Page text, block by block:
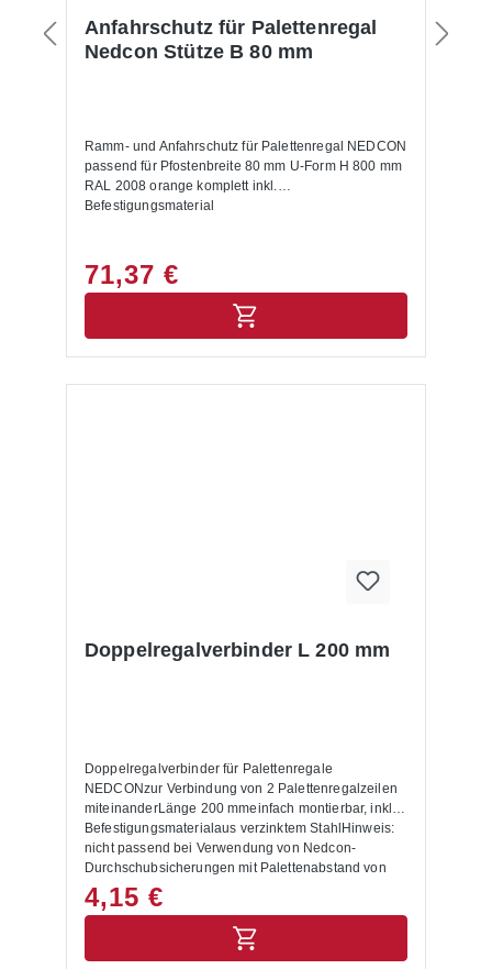
Anfahrschutz für Palettenregal
Nedcon Stütze B 80 mm
Ramm- und Anfahrschutz für Palettenregal NEDCON
passend für Pfostenbreite 80 mm U-Form H 800 mm
RAL 2008 orange komplett inkl.
Befestigungsmaterial
71,37 €
Doppelregalverbinder L 200 mm
Doppelregalverbinder für Palettenregale
NEDCONzur Verbindung von 2 Palettenregalzeilen
miteinanderLänge 200 mmeinfach montierbar, inkl.
Befestigungsmaterialaus verzinktem StahlHinweis:
nicht passend bei Verwendung von Nedcon-
Durchschubsicherungen mit Palettenabstand von
105 mm (hier bitte Artikel 11-057-001866
verwenden)
4,15 €